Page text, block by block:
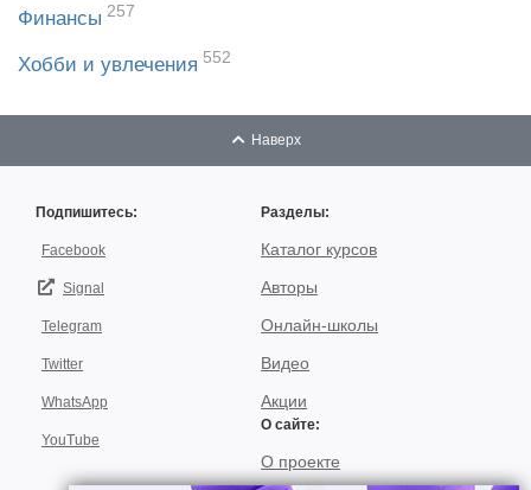
Финансы 257
Хобби и увлечения 552
Наверх
Подпишитесь:
Facebook
Signal
Telegram
Twitter
WhatsApp
YouTube
Разделы:
Каталог курсов
Авторы
Онлайн-школы
Видео
Акции
О сайте:
О проекте